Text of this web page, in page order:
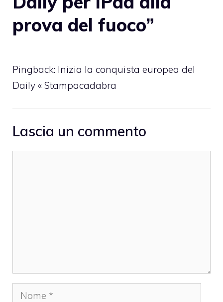
prova del fuoco”
Pingback: Inizia la conquista europea del
Daily « Stampacadabra
Lascia un commento
Nome